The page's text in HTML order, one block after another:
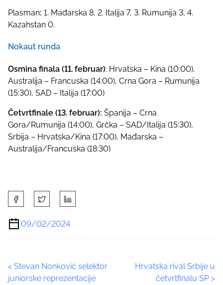
Plasman: 1. Mađarska 8, 2. Italija 7, 3. Rumunija 3, 4.
Kazahstan 0.
Nokaut runda
Osmina finala (11. februar): Hrvatska – Kina (10:00),
Australija – Francuska (14:00), Crna Gora – Rumunija
(15:30), SAD – Italija (17:00)
Četvrtfinale (13. februar): Španija – Crna
Gora/Rumunija (14:00), Grčka – SAD/Italija (15:30),
Srbija – Hrvatska/Kina (17:00), Mađarska –
Australija/Francuska (18:30)
h
a
r
h
i
09/02/2024
P
< Stevan Nonković selektor
juniorske reprezentacije
Hrvatska rival Srbije u
četvrtfinalu SP >